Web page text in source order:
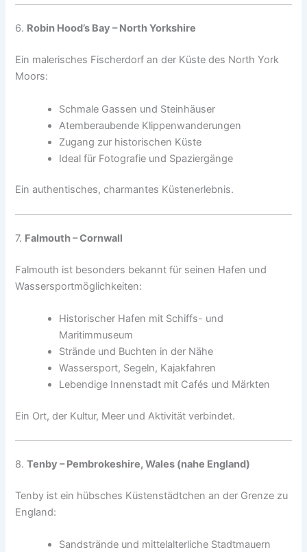
6. Robin Hood’s Bay – North Yorkshire
Ein malerisches Fischerdorf an der Küste des North York
Moors:
Schmale Gassen und Steinhäuser
Atemberaubende Klippenwanderungen
Zugang zur historischen Küste
Ideal für Fotografie und Spaziergänge
Ein authentisches, charmantes Küstenerlebnis.
7. Falmouth – Cornwall
Falmouth ist besonders bekannt für seinen Hafen und
Wassersportmöglichkeiten:
Historischer Hafen mit Schiffs- und
Maritimmuseum
Strände und Buchten in der Nähe
Wassersport, Segeln, Kajakfahren
Lebendige Innenstadt mit Cafés und Märkten
Ein Ort, der Kultur, Meer und Aktivität verbindet.
8.Tenby – Pembrokeshire, Wales (nahe England)
Tenby ist ein hübsches Küstenstädtchen an der Grenze zu
England:
Sandstrände und mittelalterliche Stadtmauern